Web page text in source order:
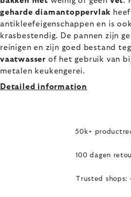
geharde diamantoppervlak
antikleefeigenschappen en is
krasbestendig. De pannen zijn
reinigen en zijn goed bestand
vaatwasser of het gebruik van
metalen keukengerei.
Detailed information
50k+
100 dagen
Trusted shops: